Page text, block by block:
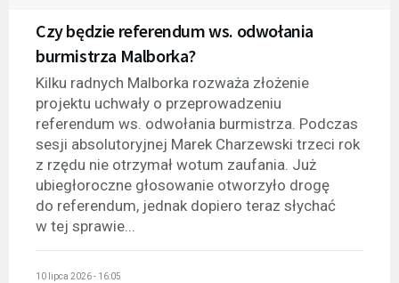
Czy będzie referendum ws. odwołania
burmistrza Malborka?
Kilku radnych Malborka rozważa złożenie
projektu uchwały o przeprowadzeniu
referendum ws. odwołania burmistrza. Podczas
sesji absolutoryjnej Marek Charzewski trzeci rok
z rzędu nie otrzymał wotum zaufania. Już
ubiegłoroczne głosowanie otworzyło drogę
do referendum, jednak dopiero teraz słychać
w tej sprawie...
10 lipca 2026 - 16:05